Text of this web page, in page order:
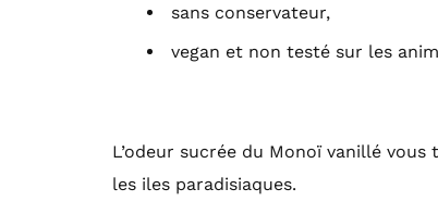
sans conservateur,
vegan et non testé sur les
L’odeur sucrée du Monoï vanillé
les iles paradisiaques.